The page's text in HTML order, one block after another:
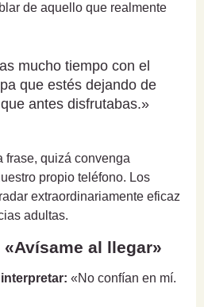
de aquello que realmente
mucho tiempo con el
que estés dejando de
antes disfrutabas.»
frase, quizá convenga
propio teléfono. Los
extraordinariamente eficaz
adultas.
al llegar»
«No confían en mí.